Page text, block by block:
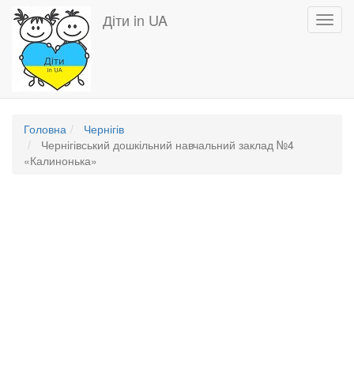
Перейти
основного
вмісту
Діти in UA
Головна
Чернігів
Чернігівський дошкільний навчальний заклад №4
«Калинонька»